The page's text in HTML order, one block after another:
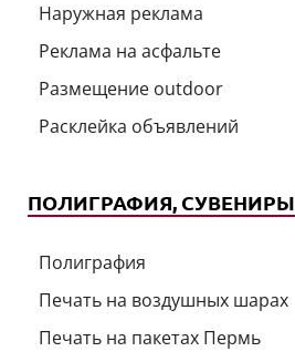
Наружная реклама
Реклама на асфальте
Размещение outdoor
Расклейка объявлений
ПОЛИГРАФИЯ, СУВЕНИРЫ
Полиграфия
Печать на воздушных шарах
Печать на пакетах Пермь